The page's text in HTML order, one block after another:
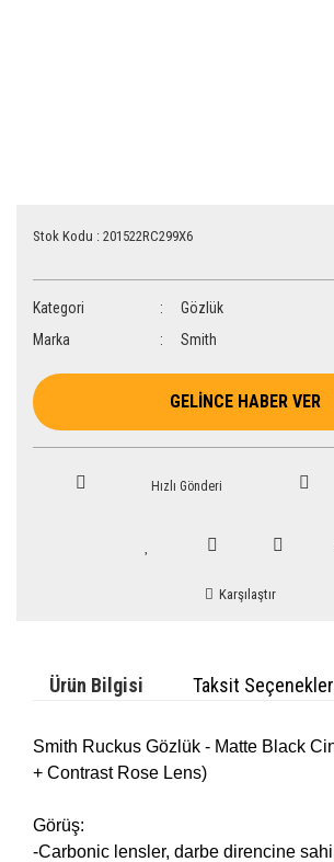
Stok Kodu : 201522RC299X6
Kategori
Gözlük
Marka
Smith
GELİNCE HABER VER
Hızlı Gönderi
Karşılaştır
Ürün Bilgisi Taksit
Smith Ruckus Gözlük - Matte Black
+ Contrast Rose Lens)
Görüş:
-Carbonic lensler, darbe direncine